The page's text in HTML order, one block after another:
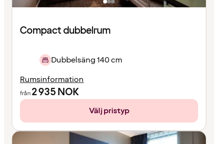
Compact dubbelrum
Dubbelsäng 140 cm
Rumsinformation
från2 935NOK
Välj pristyp